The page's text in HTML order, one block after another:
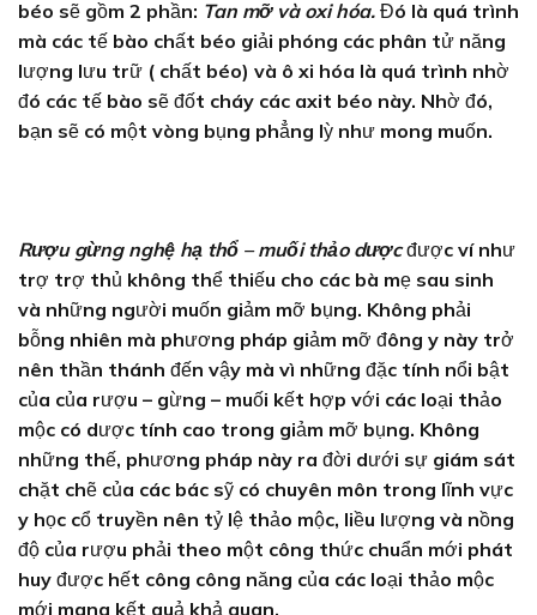
béo sẽ gồm 2 phần: Tan mỡ và oxi hóa. Đó là quá trình
mà các tế bào chất béo giải phóng các phân tử năng
lượng lưu trữ ( chất béo) và ô xi hóa là quá trình nhờ
đó các tế bào sẽ đốt cháy các axit béo này. Nhờ đó,
bạn sẽ có một vòng bụng phẳng lỳ như mong muốn.
Rượu gừng nghệ hạ thổ – muối thảo dượcđược ví như
trợ trợ thủ không thể thiếu cho các bà mẹ sau sinh
và những người muốn giảm mỡ bụng. Không phải
bỗng nhiên mà phương pháp giảm mỡ đông y này trở
nên thần thánh đến vậy mà vì những đặc tính nổi bật
của của rượu – gừng – muối kết hợp với các loại thảo
mộc có dược tính cao trong giảm mỡ bụng. Không
những thế, phương pháp này ra đời dưới sự giám sát
chặt chẽ của các bác sỹ có chuyên môn trong lĩnh vực
y học cổ truyền nên tỷ lệ thảo mộc, liều lượng và nồng
độ của rượu phải theo một công thức chuẩn mới phát
huy được hết công công năng của các loại thảo mộc
mới mang kết quả khả quan.